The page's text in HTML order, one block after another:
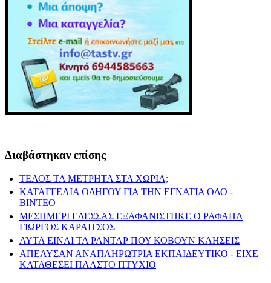
Διαβάστηκαν επίσης
ΤΕΛΟΣ ΤΑ ΜΕΤΡΗΤΑ ΣΤΑ ΧΩΡΙΑ;
ΚΑΤΑΓΓΕΛΙΑ ΟΔΗΓΟΥ ΓΙΑ ΤΗΝ ΕΓΝΑΤΙΑ ΟΔΟ -
ΒΙΝΤΕΟ
ΜΕΣΗΜΕΡΙ ΕΔΕΣΣΑΣ ΕΞΑΦΑΝΙΣΤΗΚΕ Ο ΡΑΦΑΗΛ
ΓΙΩΡΓΟΣ ΚΑΡΑΙΤΣΟΣ
ΑΥΤΑ ΕΙΝΑΙ ΤΑ ΡΑΝΤΑΡ ΠΟΥ ΚΟΒΟΥΝ ΚΛΗΣΕΙΣ
ΑΠΕΛΥΣΑΝ ΑΝΑΠΛΗΡΩΤΡΙΑ ΕΚΠΑΙΔΕΥΤΙΚΟ - ΕΙΧΕ
ΚΑΤΑΘΕΣΕΙ ΠΛΑΣΤΟ ΠΤΥΧΙΟ